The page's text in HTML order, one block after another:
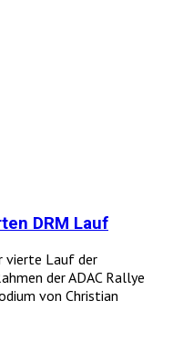
DRM Lauf
vierte Lauf der
der ADAC Rallye
von Christian